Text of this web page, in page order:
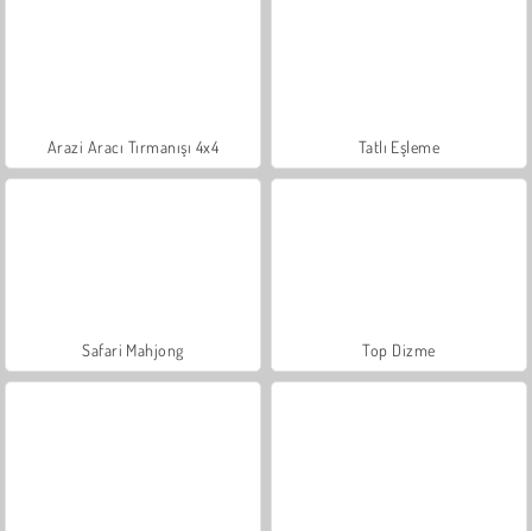
Arazi Aracı Tırmanışı 4x4 Tatlı Eşleme
Safari Mahjong Top Dizme